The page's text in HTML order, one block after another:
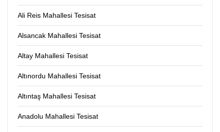
Ali Reis Mahallesi Tesisat
Alsancak Mahallesi Tesisat
Altay Mahallesi Tesisat
Altınordu Mahallesi Tesisat
Altıntaş Mahallesi Tesisat
Anadolu Mahallesi Tesisat